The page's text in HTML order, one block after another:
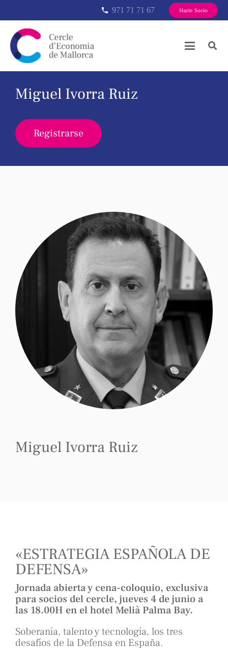
phone 971 71 71 67 Hazte Socio
Miguel Ivorra Ruiz
Registrarse
Miguel Ivorra Ruiz
«ESTRATEGIA ESPAÑOLA DE
DEFENSA»
Jornada abierta y cena-coloquio, exclusiva
para socios del cercle, jueves 4 de junio a
las 18.00H en el hotel Melià Palma Bay.
Soberanía, talento y tecnología, los tres
desafíos de la Defensa en España.